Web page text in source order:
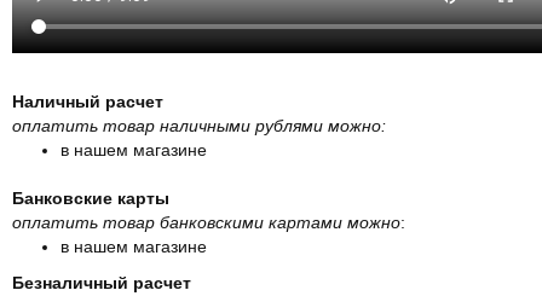
Наличный расчет
оплатить товар наличными рублями можно:
в нашем магазине
Банковские карты
оплатить товар банковскими картами можно:
в нашем магазине
Безналичный расчет